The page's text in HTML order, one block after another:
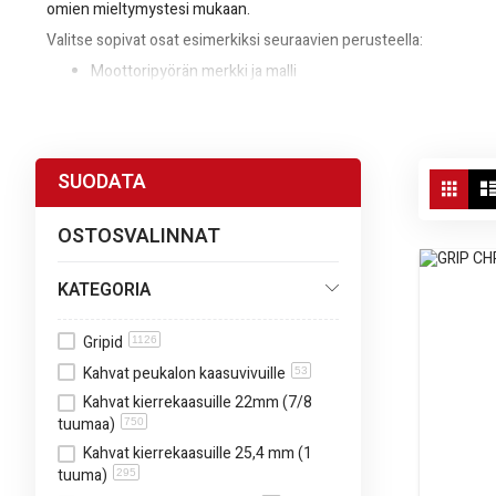
omien mieltymystesi mukaan.
Valitse sopivat osat esimerkiksi seuraavien perusteella:
Moottoripyörän merkki ja malli
Tieliikenne- ja katsastusvaatimukset
Tarvitsetko apua oikeiden osien valinnassa? Tutustu
View
as
SUODATA
OSTOSVALINNAT
KATEGORIA
Gripid 1126
Kahvat peukalon kaasuvivuille 53
Kahvat kierrekaasuille 22mm (7/8
tuumaa)
750
Kahvat kierrekaasuille 25,4 mm (1
tuuma)
295